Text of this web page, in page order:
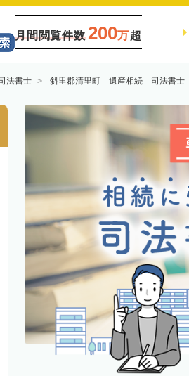
月間閲覧件数 200万超
法書士 斜里郡清里町 遺産相続 司法書士